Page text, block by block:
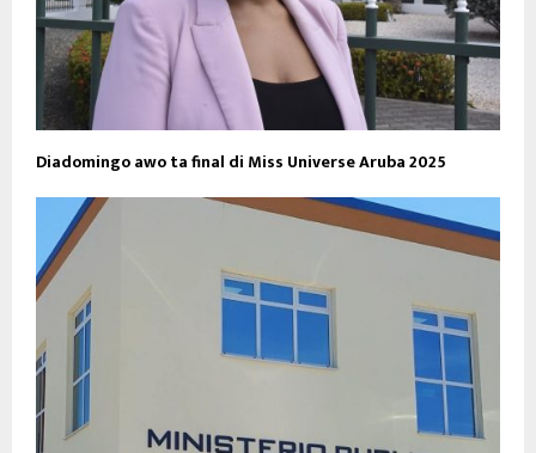
Diadomingo awo ta final di Miss Universe Aruba 2025